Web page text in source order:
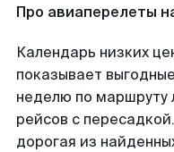
Про авиаперелеты
Календарь низких
показывает
неделю по маршруту
рейсов с
дорогая из